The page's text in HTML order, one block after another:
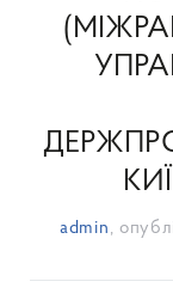
admin ,